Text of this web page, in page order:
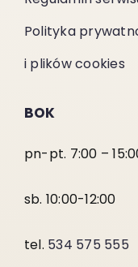
Polityka
i plików cookies
BOK
pn-pt. 7:00 –
sb. 10:00-12:00
tel. 534 575 555